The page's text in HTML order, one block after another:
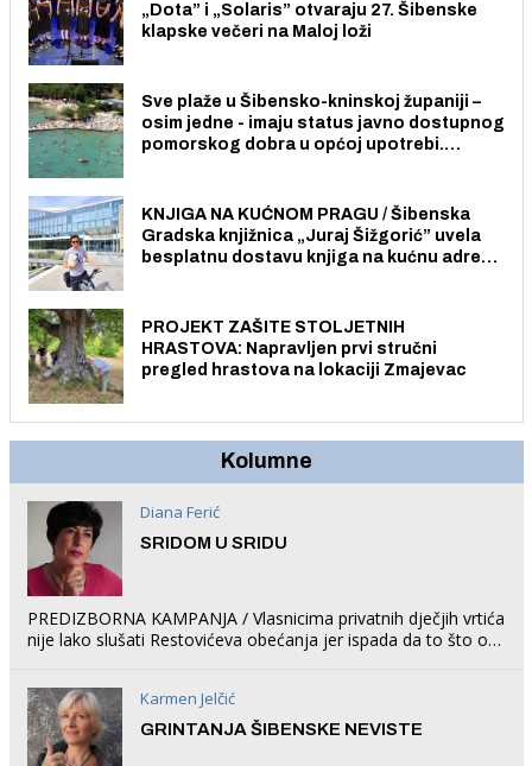
„Dota” i „Solaris” otvaraju 27. Šibenske
klapske večeri na Maloj loži
Sve plaže u Šibensko-kninskoj županiji –
osim jedne - imaju status javno dostupnog
pomorskog dobra u općoj upotrebi.
KNJIGA NA KUĆNOM PRAGU / Šibenska
Gradska knjižnica „Juraj Šižgorić” uvela
besplatnu dostavu knjiga na kućnu adresu
PROJEKT ZAŠITE STOLJETNIH
HRASTOVA: Napravljen prvi stručni
pregled hrastova na lokaciji Zmajevac
Kolumne
Diana Ferić
SRIDOM U SRIDU
PREDIZBORNA KAMPANJA / Vlasnicima privatnih dječjih vrtića
nije lako slušati Restovićeva obećanja jer ispada da to što oni
Karmen Jelčić
GRINTANJA ŠIBENSKE NEVISTE